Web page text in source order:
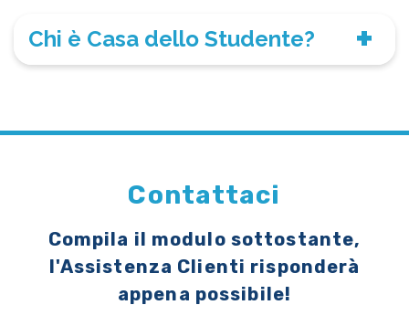
Chi è Casa dello Studente?
Contattaci
Compila il modulo sottostante,
l'Assistenza Clienti risponderà
appena possibile!